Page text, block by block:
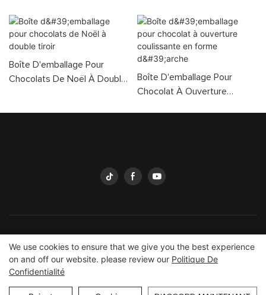
Boîte D'emballage Pour
Chocolats De Noël À Double
Boîte D'emballage Pour
Chocolat À Ouverture
Plan du site
We use cookies to ensure that we give you the best experience
on and off our website. please review our Politique De
Confidentialité